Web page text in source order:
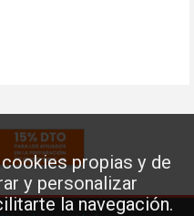
propias y de
y personalizar
la navegación.